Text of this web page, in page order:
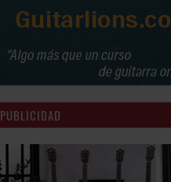
PUBLICIDAD